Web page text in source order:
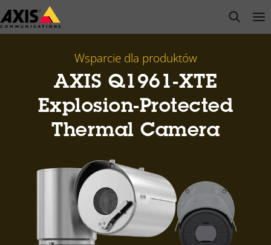
Przejdź
do
open
Wsparcie dla produktów
AXIS Q1961-XTE
Explosion-Protected
Thermal Camera